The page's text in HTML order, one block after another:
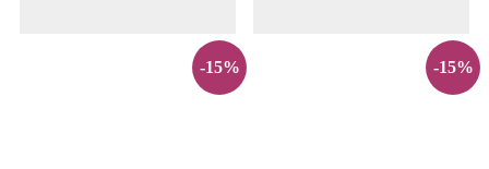
-15% -15%